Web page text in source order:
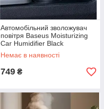
Автомобільний зволожувач
повітря Baseus Moisturizing
Car Humidifier Black
Немає в наявності
749 ₴